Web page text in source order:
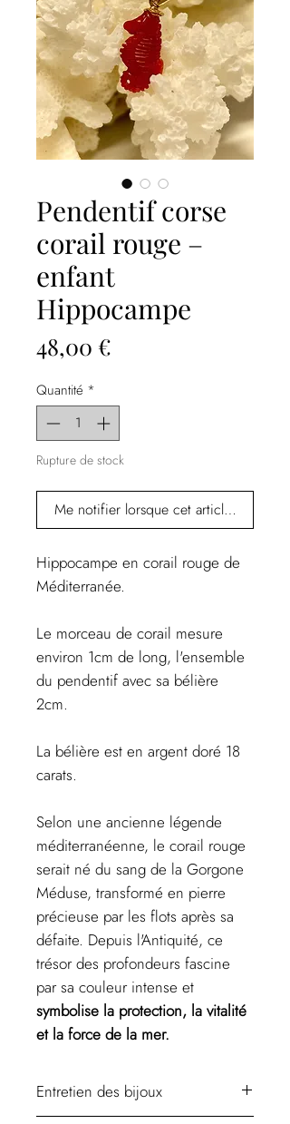
Pendentif corse
corail rouge –
enfant
Hippocampe
48,00 €
Quantité *
Rupture de stock
Me notifier lorsque cet article est
Hippocampe en corail rouge de
Méditerranée.
Le morceau de corail mesure
environ 1cm de long, l'ensemble
du pendentif avec sa bélière
2cm.
La bélière est en argent doré 18
carats.
Selon une ancienne légende
méditerranéenne, le corail rouge
serait né du sang de la Gorgone
Méduse, transformé en pierre
précieuse par les flots après sa
défaite. Depuis l'Antiquité, ce
trésor des profondeurs fascine
par sa couleur intense et
symbolise la protection, la vitalité
et la force de la mer.
Entretien des bijoux